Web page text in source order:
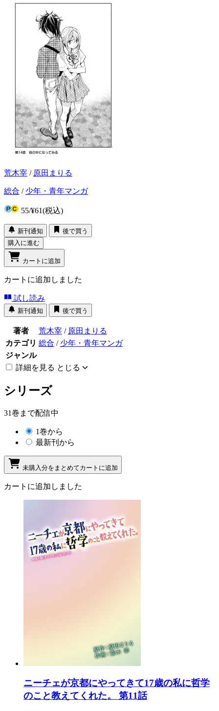
荒木宰 / 原田まりる
総合 / 少年・青年マンガ
55/¥61(税込)
新刊通知
後で買う
購入に進む
カートに追加
カートに追加しました
試し読み
新刊通知 後で買う
著者 荒木宰 / 原田まりる
カテゴリ 総合 / 少年・青年マンガ
ジャンル
詳細を見る とじる
シリーズ
31巻まで配信中
1巻から
最新刊から
未購入分をまとめてカートに追加
カートに追加しました
ニーチェが京都にやってきて17歳の私に哲学
のこと教えてくれた。 第11話